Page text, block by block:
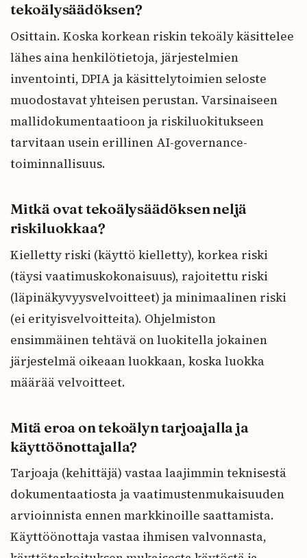
tekoälysäädöksen?
Osittain. Koska korkean riskin tekoäly käsittelee
lähes aina henkilötietoja, järjestelmien
inventointi, DPIA ja käsittelytoimien seloste
muodostavat yhteisen perustan. Varsinaiseen
mallidokumentaatioon ja riskiluokitukseen
tarvitaan usein erillinen AI-governance-
toiminnallisuus.
Mitkä ovat tekoälysäädöksen neljä
riskiluokkaa?
Kielletty riski (käyttö kielletty), korkea riski
(täysi vaatimuskokonaisuus), rajoitettu riski
(läpinäkyvyysvelvoitteet) ja minimaalinen riski
(ei erityisvelvoitteita). Ohjelmiston
ensimmäinen tehtävä on luokitella jokainen
järjestelmä oikeaan luokkaan, koska luokka
määrää velvoitteet.
Mitä eroa on tekoälyn tarjoajalla ja
käyttöönottajalla?
Tarjoaja (kehittäjä) vastaa laajimmin teknisestä
dokumentaatiosta ja vaatimustenmukaisuuden
arvioinnista ennen markkinoille saattamista.
Käyttöönottaja vastaa ihmisen valvonnasta,